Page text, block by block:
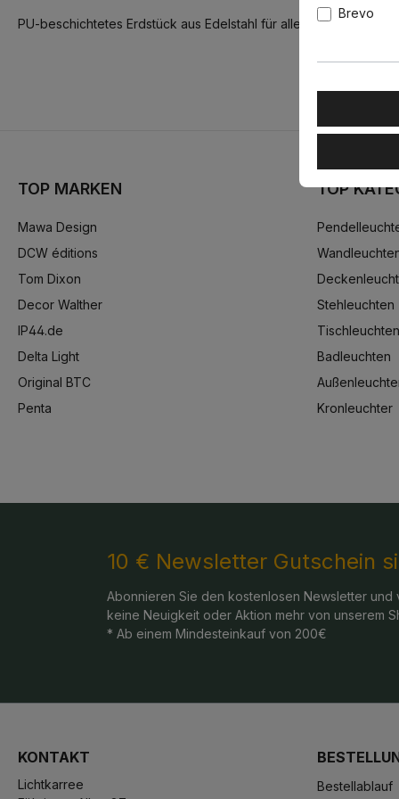
PU-beschichtetes Erdstück aus Edelstahl für alle IP44.de
TOP MARKEN
Mawa Design
DCW éditions
Tom Dixon
Decor Walther
IP44.de
Delta Light
Original BTC
Penta
TOP
Stehleuchten
Tischleuchten
Badleuchten
Kronleuchter
10 € Newsletter Gutschein
Abonnieren Sie den kostenlosen Newsletter und
keine Neuigkeit oder Aktion mehr von unserem
* Ab einem Mindesteinkauf von 200€
KONTAKT
Lichtkarree
Bestellablauf
Brevo